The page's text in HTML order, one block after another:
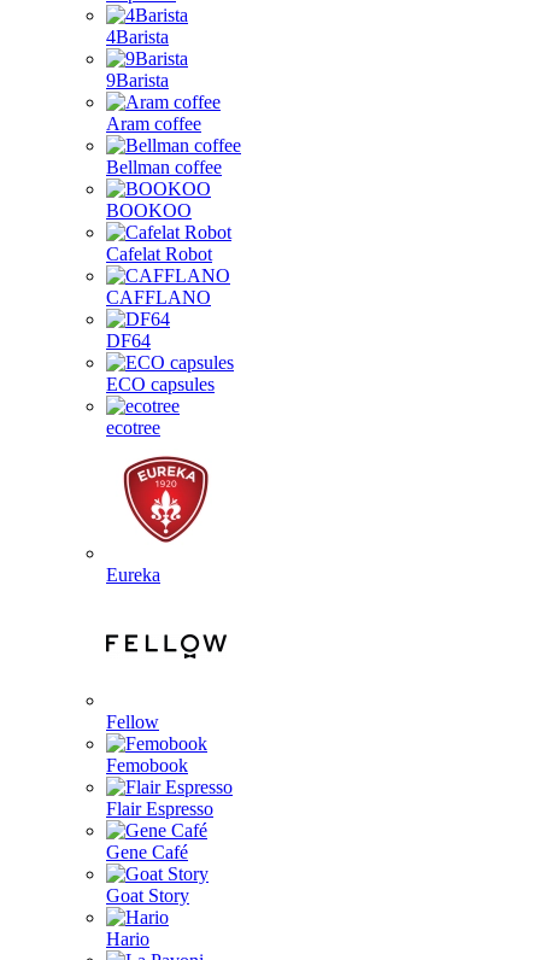
4Barista
9Barista
Aram coffee
Bellman coffee
BOOKOO
Cafelat Robot
CAFFLANO
DF64
ECO capsules
ecotree
Eureka
Fellow
Femobook
Flair Espresso
Gene Café
Goat Story
Hario